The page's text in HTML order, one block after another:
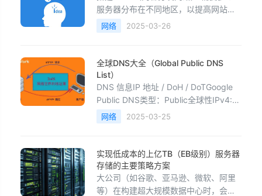
服务器分布在不同地区，以提高网站访
问速度并降低主服务器负载。以下是详
细步骤：1. 规划 CDN 架构目标提高访
容降低主服务器压力：减少直接访问源
站的请求增强可靠性：某个节点故障
时，其他节点可接管CDN 结构CDN 主
要由 源服务
网络 2025-03-26
全球DNS大全（Global Public DNS
List）
DNS 信息IP 地址 / DoH / DoTGoogle
Public DNS类型：Public全球性IPv4:
8.8.8.8IPv4: 8.8.4.4IPv6:
2001:4860:4860::8888IPv6:
https://dns.goo
网络 2025-03-25
实现低成本的上亿TB（EB级别）服务器
存储的主要策略方案
大公司（如谷歌、亚马逊、微软、阿里
等）在构建超大规模数据中心时，会通